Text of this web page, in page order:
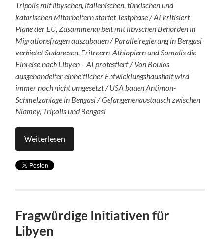
Tripolis mit libyschen, italienischen, türkischen und
katarischen Mitarbeitern startet Testphase / AI kritisiert
Pläne der EU, Zusammenarbeit mit libyschen Behörden in
Migrationsfragen auszubauen / Parallelregierung in Bengasi
verbietet Sudanesen, Eritreern, Äthiopiern und Somalis die
Einreise nach Libyen – AI protestiert / Von Boulos
ausgehandelter einheitlicher Entwicklungshaushalt wird
immer noch nicht umgesetzt / USA bauen Antimon-
Schmelzanlage in Bengasi / Gefangenenaustausch zwischen
Niamey, Tripolis und Bengasi
Weiterlesen
Fragwürdige Initiativen für
Libyen